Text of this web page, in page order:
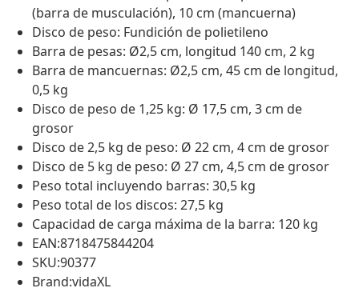
(barra de musculación), 10 cm (mancuerna)
Disco de peso: Fundición de polietileno
Barra de pesas: Ø2,5 cm, longitud 140 cm, 2 kg
Barra de mancuernas: Ø2,5 cm, 45 cm de longitud,
0,5 kg
Disco de peso de 1,25 kg: Ø 17,5 cm, 3 cm de
grosor
Disco de 2,5 kg de peso: Ø 22 cm, 4 cm de grosor
Disco de 5 kg de peso: Ø 27 cm, 4,5 cm de grosor
Peso total incluyendo barras: 30,5 kg
Peso total de los discos: 27,5 kg
Capacidad de carga máxima de la barra: 120 kg
EAN:8718475844204
SKU:90377
Brand:vidaXL